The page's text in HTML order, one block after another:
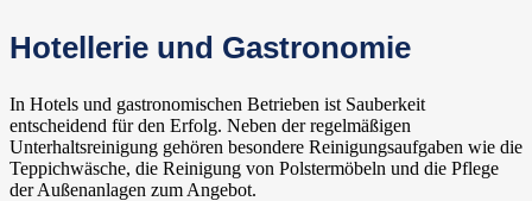
Hotellerie und Gastronomie
In Hotels und gastronomischen Betrieben ist Sauberkeit
entscheidend für den Erfolg. Neben der regelmäßigen
Unterhaltsreinigung gehören besondere Reinigungsaufgaben wie die
Teppichwäsche, die Reinigung von Polstermöbeln und die Pflege
der Außenanlagen zum Angebot.